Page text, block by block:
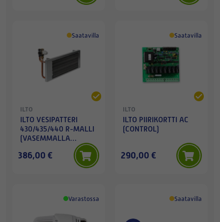
Saatavilla
ILTO
ILTO VESIPATTERI
430/435/440 R-MALLI
(VASEMMALLA
386,00 €
Saatavilla
ILTO
ILTO PIIRIKORTTI AC
(CONTROL)
290,00 €
Varastossa Saatavilla